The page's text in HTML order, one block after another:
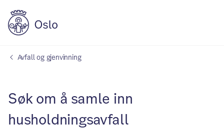
Avfall og gjenvinning
Søk om å samle inn
husholdningsavfall